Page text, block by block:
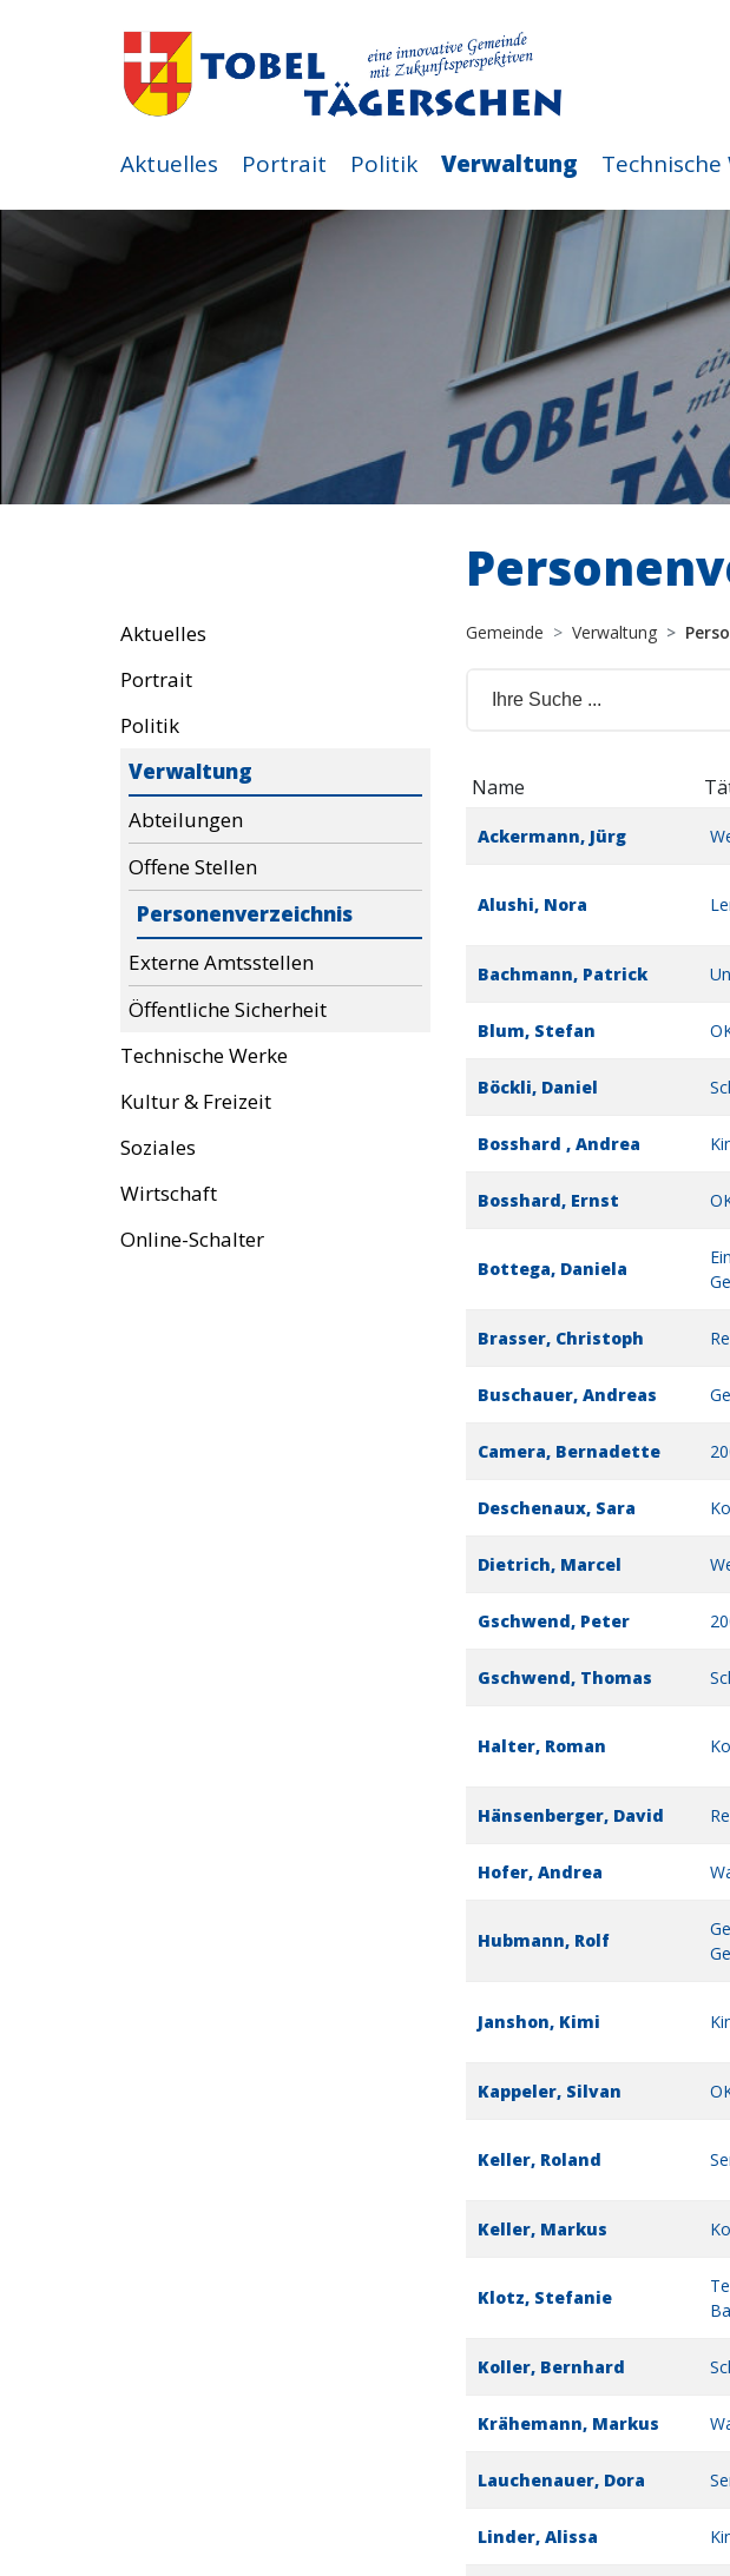
Aktuelles Portrait Politik Verwaltung Technische
Aktuelles
Portrait
Politik
Verwaltung
Abteilungen
Offene Stellen
Personenverzeichnis
Externe Amtsstellen
Öffentliche Sicherheit
Technische Werke
Kultur & Freizeit
Soziales
Wirtschaft
Online-Schalter
Gemeinde Verwaltung
Name
Ackermann, Jürg
Alushi, Nora
Bachmann, Patrick
Blum, Stefan
Böckli, Daniel
Bosshard , Andrea
Bosshard, Ernst
Bottega, Daniela
Brasser, Christoph
Buschauer, Andreas
Camera, Bernadette
Deschenaux, Sara
Dietrich, Marcel
Gschwend, Peter
Gschwend, Thomas
Halter, Roman
Hänsenberger, David
Hofer, Andrea
Hubmann, Rolf
Janshon, Kimi
Kappeler, Silvan
Keller, Roland
Keller, Markus
Klotz, Stefanie
Koller, Bernhard
Krähemann, Markus
Lauchenauer, Dora
Linder, Alissa